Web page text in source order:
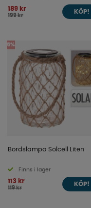
189 kr
199 kr
KÖP!
5%
Bordslampa Solcell Liten
Finns i lager
113 kr
119 kr
KÖP!